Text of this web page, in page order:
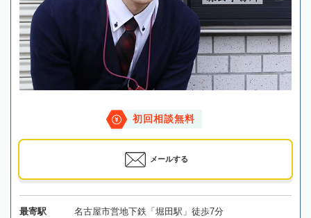
初回相談無料
メールする
最寄駅 名古屋市営地下鉄「堀田駅」徒歩7分